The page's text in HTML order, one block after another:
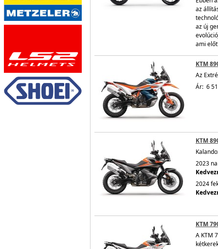
az
az új
ami
KTM
Az
Ár: 6
KTM
2023
2024
KTM
A KTM